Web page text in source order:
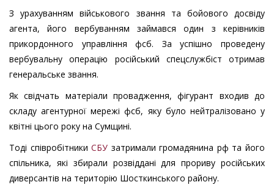
З урахуванням військового звання та бойового досвіду
агента, його вербуванням займався один з керівників
прикордонного управління фсб. За успішно проведену
вербувальну операцію російський спецслужбіст отримав
генеральське звання.
Як свідчать матеріали провадження, фігурант входив до
складу агентурної мережі фсб, яку було нейтралізовано у
квітні цього року на Сумщині.
Тоді співробітники СБУ затримали громадянина рф та його
спільника, які збирали розвіддані для прориву російських
диверсантів на територію Шосткинського району.